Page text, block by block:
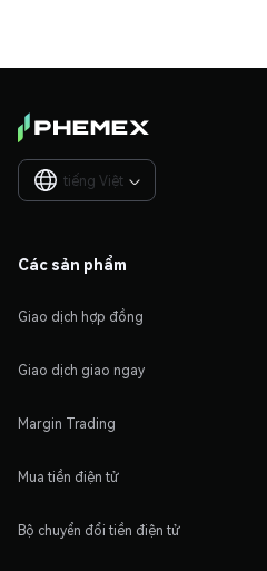
tiếng Việt 
Các sản phẩm
Giao dịch hợp đồng
Giao dịch giao ngay
Margin Trading
Mua tiền điện tử
Bộ chuyển đổi tiền điện tử